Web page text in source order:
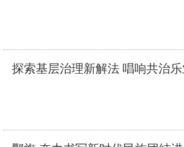
探索基层治理新解法 唱响共治